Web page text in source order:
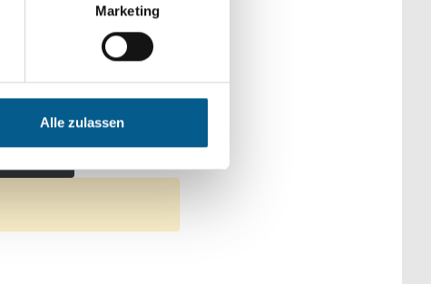
Marketing
Alle zulassen
& Umweltschutz
Gesundheitswesen